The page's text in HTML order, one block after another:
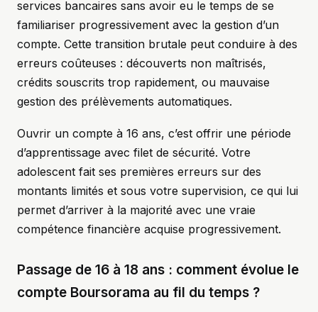
services bancaires sans avoir eu le temps de se
familiariser progressivement avec la gestion d’un
compte. Cette transition brutale peut conduire à des
erreurs coûteuses : découverts non maîtrisés,
crédits souscrits trop rapidement, ou mauvaise
gestion des prélèvements automatiques.
Ouvrir un compte à 16 ans, c’est offrir une période
d’apprentissage avec filet de sécurité. Votre
adolescent fait ses premières erreurs sur des
montants limités et sous votre supervision, ce qui lui
permet d’arriver à la majorité avec une vraie
compétence financière acquise progressivement.
Passage de 16 à 18 ans : comment évolue le
compte Boursorama au fil du temps ?